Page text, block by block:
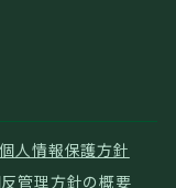
個人情報保護方針
管理方針の概要